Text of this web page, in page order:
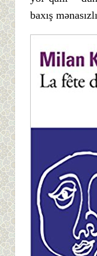
baxış